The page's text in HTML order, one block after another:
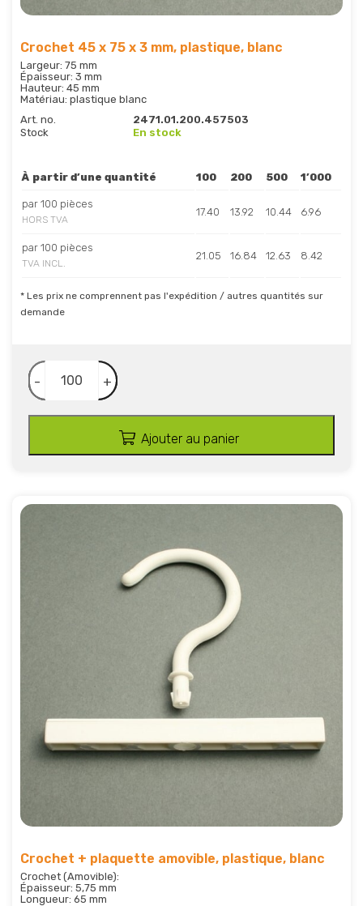
Crochet 45 x 75 x 3 mm, plastique, blanc
Largeur: 75 mm
Épaisseur: 3 mm
Hauteur: 45 mm
Matériau: plastique blanc
Art. no.
2471.01.200.457503
Stock
En stock
À partir d’une quantité 100 200 500 1’000
par 100 pièces
HORS TVA
17.40 13.92 10.44 6.96
par 100 pièces
TVA INCL.
21.05 16.84 12.63 8.42
* Les prix ne comprennent pas l'expédition / autres quantités sur
demande
- +
Ajouter au panier
Crochet + plaquette amovible, plastique, blanc
Crochet (Amovible):
Épaisseur: 5,75 mm
Longueur: 65 mm